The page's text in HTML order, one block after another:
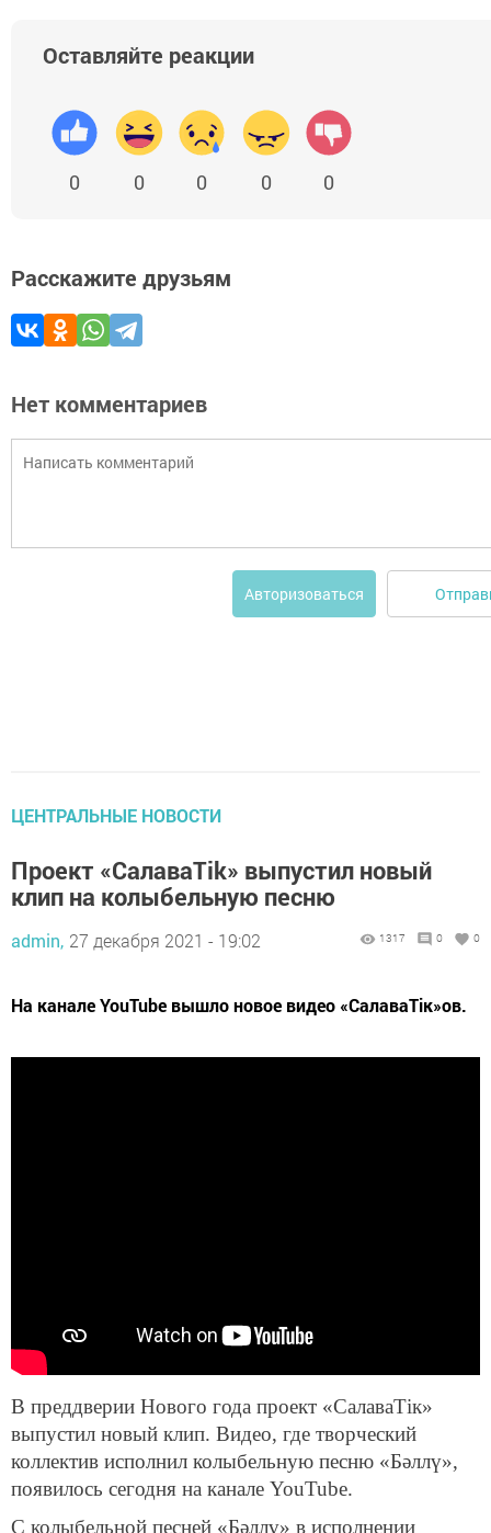
Оставляйте реакции
0 0 0 0 0
Расскажите друзьям
Нет комментариев
Авторизоваться
ЦЕНТРАЛЬНЫЕ НОВОСТИ
Проект «СалаваТik» выпустил новый
клип на колыбельную песню
admin, 27 декабря 2021 - 19:02 1317 0 0
На канале YouTube вышло новое видео «СалаваТік»ов.
В преддверии Нового года проект «СалаваТік»
выпустил новый клип. Видео, где творческий
коллектив исполнил колыбельную песню «Бәллү»,
появилось сегодня на канале YouTube.
С колыбельной песней «Бәллү» в исполнении